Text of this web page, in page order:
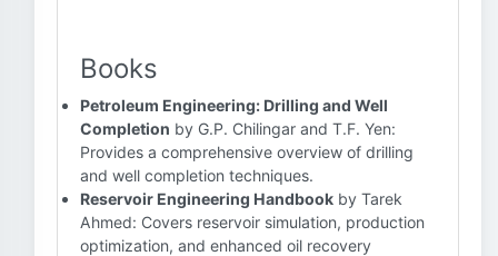
Books
Petroleum Engineering: Drilling and Well
Completion by G.P. Chilingar and T.F. Yen:
Provides a comprehensive overview of drilling
and well completion techniques.
Reservoir Engineering Handbook by Tarek
Ahmed: Covers reservoir simulation, production
optimization, and enhanced oil recovery